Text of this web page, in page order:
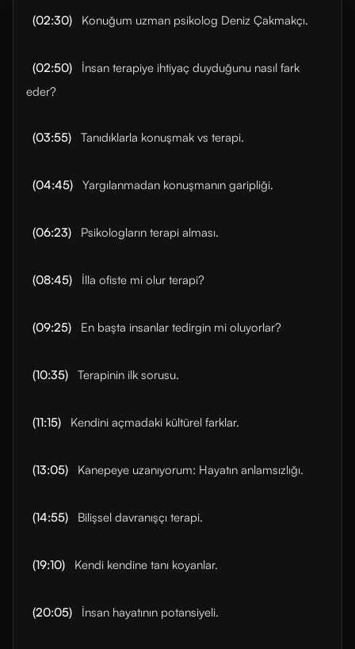
(02:30) Konuğum uzman psikolog Deniz Çakmakçı.
(02:50)
İnsan terapiye ihtiyaç duyduğunu nasıl fark
eder?
(03:55) Tanıdıklarla konuşmak vs terapi.
(04:45) Yargılanmadan konuşmanın garipliği.
(06:23) Psikologların terapi alması.
(08:45) İlla ofiste mi olur terapi?
(09:25) En başta insanlar tedirgin mi oluyorlar?
(10:35) Terapinin ilk sorusu.
(11:15) Kendini açmadaki kültürel farklar.
(13:05) Kanepeye uzanıyorum: Hayatın anlamsızlığı.
(14:55) Bilişsel davranışçı terapi.
(19:10) Kendi kendine tanı koyanlar.
(20:05) İnsan hayatının potansiyeli.